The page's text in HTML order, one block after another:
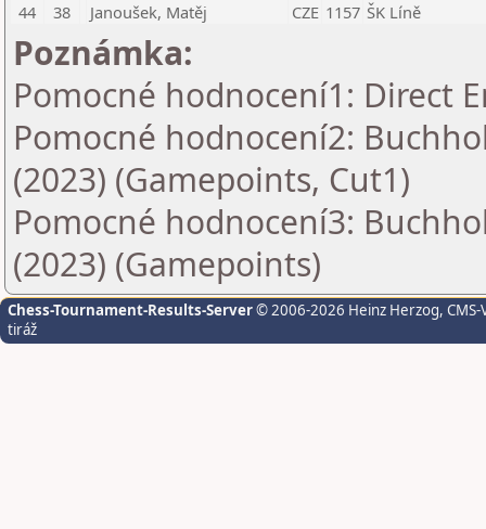
44
38 Janoušek, Matěj CZE 1157 ŠK Líně
Poznámka:
Pomocné hodnocení1: Direct
Pomocné hodnocení2:
(2023) (Gamepoints, Cut1)
Pomocné hodnocení3:
(2023) (Gamepoints)
Chess-Tournament-Results-Server© 2006-2026 Heinz Herzog,
tiráž